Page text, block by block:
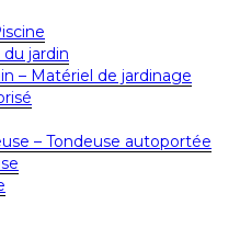
jardin
– Matériel de jardinage
– Tondeuse autoportée